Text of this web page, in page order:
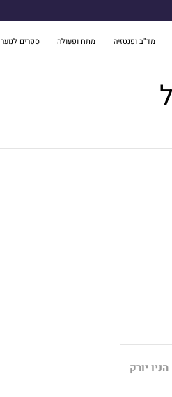
מד"ב ופנטזיה מתח ופעולה ספרים לנוער
הניו יורק